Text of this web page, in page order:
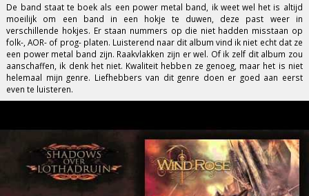
De band staat te boek als een power metal band, ik weet wel het is altijd
moeilijk om een band in een hokje te duwen, deze past weer in
verschillende hokjes. Er staan nummers op die niet hadden misstaan op
folk-, AOR- of prog- platen. Luisterend naar dit album vind ik niet echt dat ze
een power metal band zijn. Raakvlakken zijn er wel. Of ik zelf dit album zou
aanschaffen, ik denk het niet. Kwaliteit hebben ze genoeg, maar het is niet
helemaal mijn genre. Liefhebbers van dit genre doen er goed aan eerst
even te luisteren.